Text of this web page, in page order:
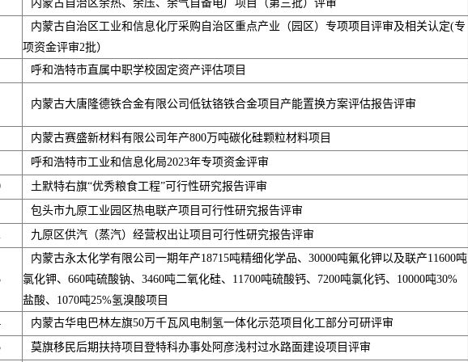
内蒙古自治区余热、余压、余气自备电厂项目（第三批）评审
内蒙古自治区工业和信息化厅采购自治区重点产业（园区）专项项目评审及相关认定(专
项资金评审2批）
呼和浩特市直属中职学校固定资产评估项目
内蒙古大唐隆德铁合金有限公司低钛铬铁合金项目产能置换方案评估报告评审
内蒙古赛盛新材料有限公司年产800万吨碳化硅颗粒材料项目
呼和浩特市工业和信息化局2023年专项资金评审
土默特右旗“优秀粮食工程”可行性研究报告评审
包头市九原工业园区热电联产项目可行性研究报告评审
九原区供汽（蒸汽）经营权出让项目可行性研究报告评审
内蒙古永太化学有限公司一期年产18715吨精细化学品、30000吨氟化钾以及联产11600吨
氯化钾、660吨硫酸钠、3460吨二氧化硅、11700吨硫酸钙、7200吨氯化钙、10000吨30%
盐酸、1070吨25%氢溴酸项目
内蒙古华电巴林左旗50万千瓦风电制氢一体化示范项目化工部分可研评审
莫旗移民后期扶持项目登特科办事处阿彦浅村过水路面建设项目评审